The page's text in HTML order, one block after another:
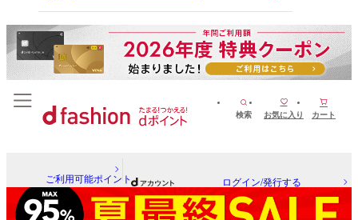
検索 お気に入り カート
ご利用可能ポイント ログイン/発行する